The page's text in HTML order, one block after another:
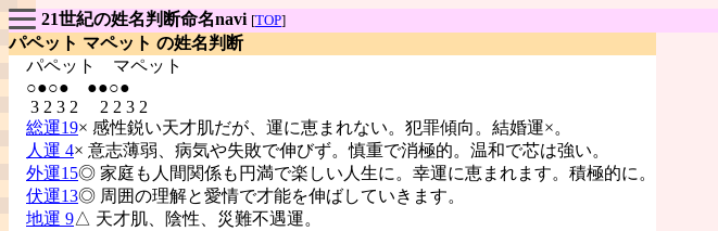
21世紀の姓名判断命名navi [TOP]
パペット マペット の姓名判断
パペット マペット
○●○● ●●○●
3 2 3 2 2 2 3 2
総運19× 感性鋭い天才肌だが、運に恵まれない。犯罪傾向。結婚運×。
人運 4× 意志薄弱、病気や失敗で伸びず。慎重で消極的。温和で芯は強い。
外運15◎ 家庭も人間関係も円満で楽しい人生に。幸運に恵まれます。積極的に。
伏運13◎ 周囲の理解と愛情で才能を伸ばしていきます。
地運 9△ 天才肌、陰性、災難不遇運。